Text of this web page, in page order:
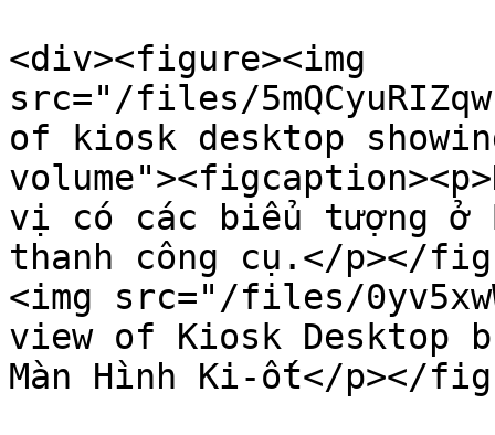
<div><figure><img
src="/files/
of kiosk desktop
vị có các biểu tượng ở
thanh công cụ.</p></
<img src="/files/
view of Kiosk Desktop
Màn Hình Ki-ốt</p></